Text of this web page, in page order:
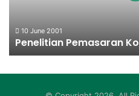
10 June 2001
Penelitian Pemasaran